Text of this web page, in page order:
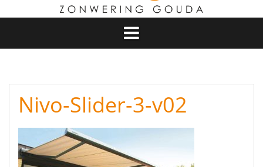
Nivo-Slider-3-v02